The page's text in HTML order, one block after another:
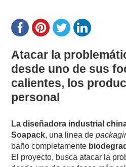
Atacar la
desde uno de sus
calientes, los
personal
La diseñadora industrial
Soapack, una linea de
baño completamente
El proyecto, busca atacar la